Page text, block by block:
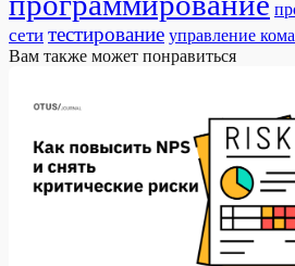
сети тестирование управление
Вам также может понравиться